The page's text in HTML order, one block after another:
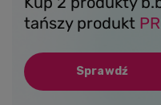
tańszy produkt
Sprawdź